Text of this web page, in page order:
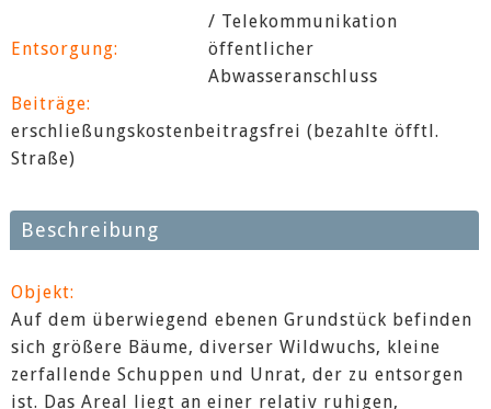
/ Telekommunikation
Entsorgung:
öffentlicher
Abwasseranschluss
Beiträge:
erschließungskostenbeitragsfrei (bezahlte öfftl.
Straße)
Beschreibung
Objekt:
Auf dem überwiegend ebenen Grundstück befinden
sich größere Bäume, diverser Wildwuchs, kleine
zerfallende Schuppen und Unrat, der zu entsorgen
ist. Das Areal liegt an einer relativ ruhigen,